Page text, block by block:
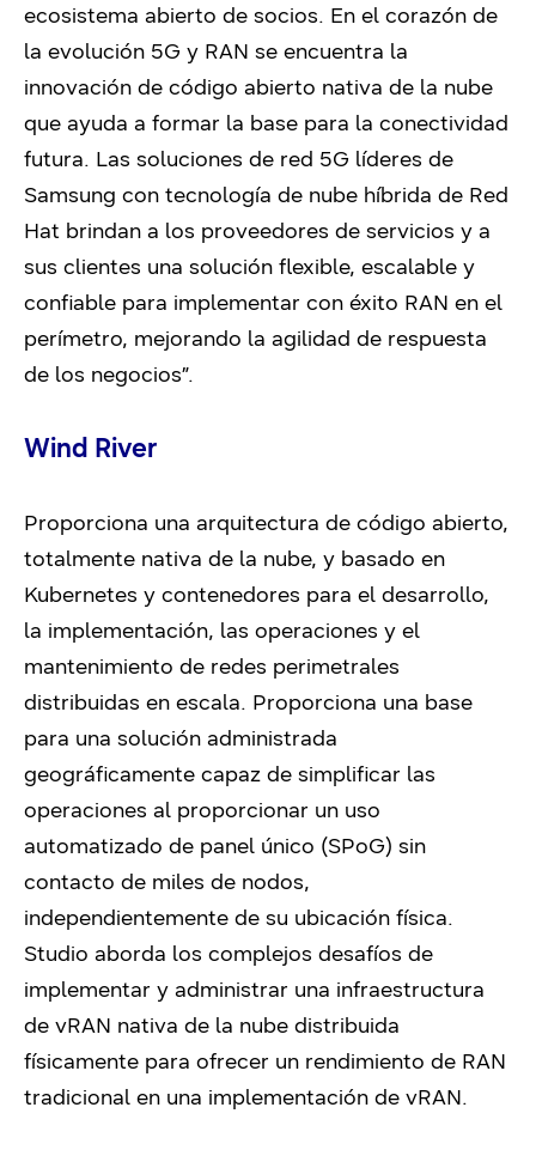
ecosistema abierto de socios. En el corazón de
la evolución 5G y RAN se encuentra la
innovación de código abierto nativa de la nube
que ayuda a formar la base para la conectividad
futura. Las soluciones de red 5G líderes de
Samsung con tecnología de nube híbrida de Red
Hat brindan a los proveedores de servicios y a
sus clientes una solución flexible, escalable y
confiable para implementar con éxito RAN en el
perímetro, mejorando la agilidad de respuesta
de los negocios”.
Wind River
Proporciona una arquitectura de código abierto,
totalmente nativa de la nube, y basado en
Kubernetes y contenedores para el desarrollo,
la implementación, las operaciones y el
mantenimiento de redes perimetrales
distribuidas en escala. Proporciona una base
para una solución administrada
geográficamente capaz de simplificar las
operaciones al proporcionar un uso
automatizado de panel único (SPoG) sin
contacto de miles de nodos,
independientemente de su ubicación física.
Studio aborda los complejos desafíos de
implementar y administrar una infraestructura
de vRAN nativa de la nube distribuida
físicamente para ofrecer un rendimiento de RAN
tradicional en una implementación de vRAN.